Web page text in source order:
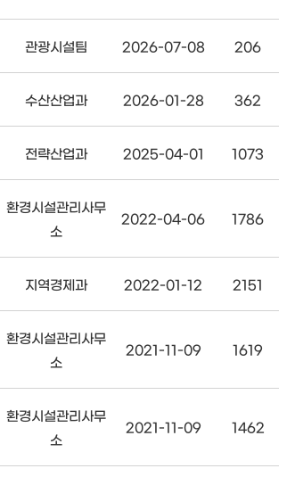
관광시설팀 2026-07-08 206
수산산업과 2026-01-28 362
전략산업과 2025-04-01 1073
환경시설관리사무
소
2022-04-06 1786
지역경제과 2022-01-12 2151
환경시설관리사무
소
2021-11-09 1619
환경시설관리사무
소
2021-11-09 1462